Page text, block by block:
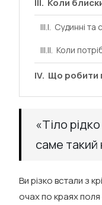
Судинні та
Коли
Що робити
«Тіло
саме такий
Ви різко встали з
очах по краях